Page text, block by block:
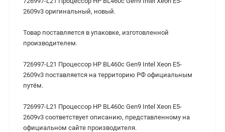
2609v3 оригинальный, новый.
Товар поставляется в упаковке, изготовленной
производителем.
726997-L21 Процессор HP BL460c Gen9 Intel Xeon E5-
2609v3 поставляется на территорию РФ официальным
путём.
726997-L21 Процессор HP BL460c Gen9 Intel Xeon E5-
2609v3 соответствует описанию, представленному на
официальном сайте производителя.